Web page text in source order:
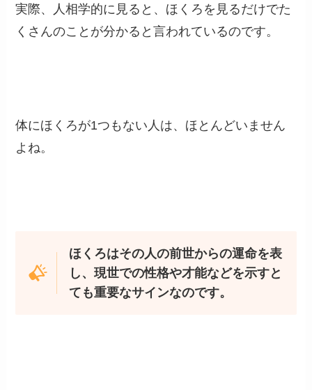
実際、人相学的に見ると、ほくろを見るだけでた
くさんのことが分かると言われているのです。
体にほくろが1つもない人は、ほとんどいません
よね。
ほくろはその人の前世からの運命を表
し、現世での性格や才能などを示すと
ても重要なサインなのです。